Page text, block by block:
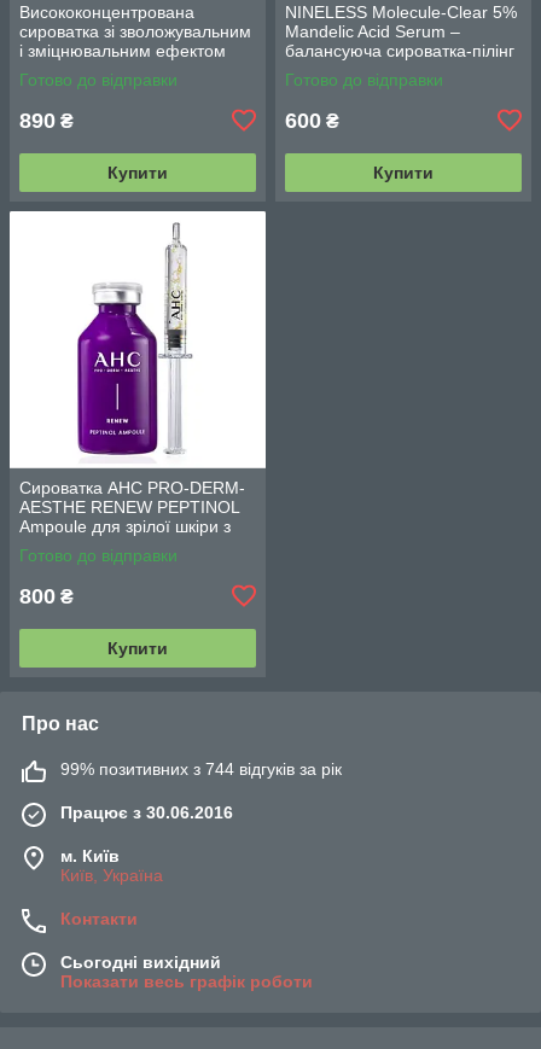
Висококонцентрована
сироватка зі зволожувальним
і зміцнювальним ефектом
Acleon Seboderm Solution
Serum 15 мл
Готово до відправки
890 ₴
Купити
NINELESS Molecule-Clear 5%
Mandelic Acid Serum –
балансуюча сироватка-пілінг
з мигдалевою кислотою 5%
(30мл)
Готово до відправки
600 ₴
Купити
Сироватка AHC PRO-DERM-
AESTHE RENEW PEPTINOL
Ampoule для зрілої шкіри з
ретинолом (10,1 ppm) 30 мл
Готово до відправки
800 ₴
Купити
Про нас
99% позитивних з 744 відгуків за рік
Працює з 30.06.2016
м. Київ
Київ, Україна
Контакти
Сьогодні вихідний
Показати весь графік роботи